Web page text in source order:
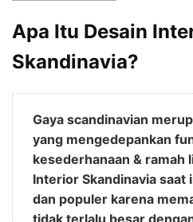
Apa Itu Desain
Skandinavia?
Gaya scandinavian
yang mengedepankan
kesederhanaan & ramah
Interior Skandinavia saat
dan populer karena
tidak terlalu besar